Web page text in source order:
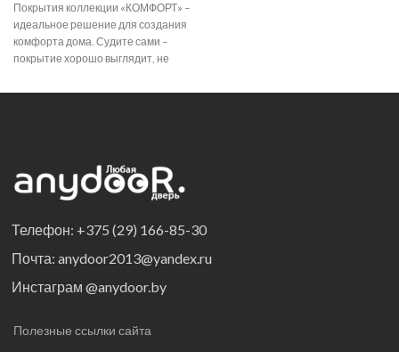
Покрытия коллекции «КОМФОРТ» –
идеальное решение для создания
комфорта дома. Судите сами –
покрытие хорошо выглядит, не
Телефон: +375 (29) 166-85-30
Почта: anydoor2013@yandex.ru
Инстаграм @anydoor.by
Полезные ссылки сайта